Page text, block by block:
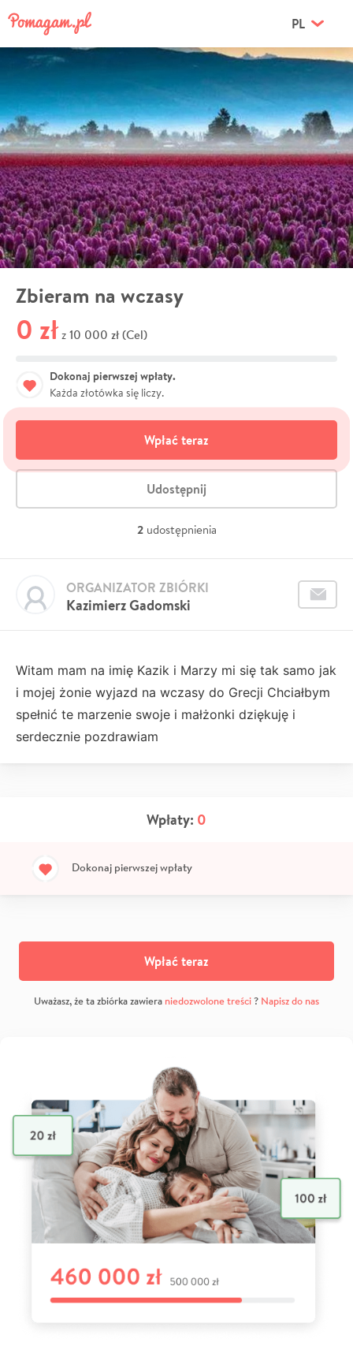
PL
Zbieram na wczasy
0 zł z 10 000 zł (Cel)
Dokonaj pierwszej wpłaty.
Każda złotówka się liczy.
Wpłać teraz
Udostępnij
2 udostępnienia
Kazimierz Gadomski
ORGANIZATOR ZBIÓRKI
Witam mam na imię Kazik i Marzy mi się tak samo jak
i mojej żonie wyjazd na wczasy do Grecji Chciałbym
spełnić te marzenie swoje i małżonki dziękuję i
serdecznie pozdrawiam
Wpłaty: 0
Dokonaj pierwszej wpłaty
Wpłać teraz
Uważasz, że ta zbiórka zawiera niedozwolone treści? Napisz do nas